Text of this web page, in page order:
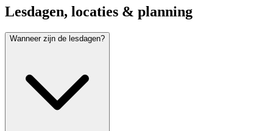
Lesdagen, locaties & planning
Wanneer zijn de lesdagen?